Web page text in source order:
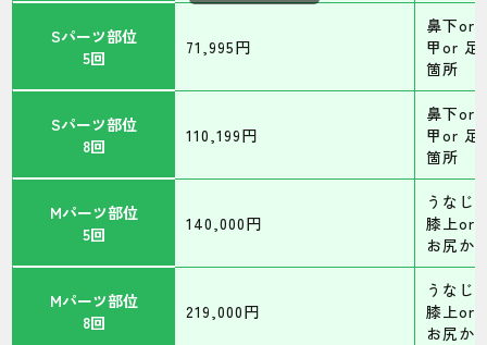
Sパーツ部位
5回
71,995円
鼻下or
甲or 足
箇所
Sパーツ部位
8回
110,199円
鼻下or
甲or 足
箇所
Mパーツ部位
5回
140,000円
うなじ
膝上or
お尻か
Mパーツ部位
8回
219,000円
うなじ
膝上or
お尻か